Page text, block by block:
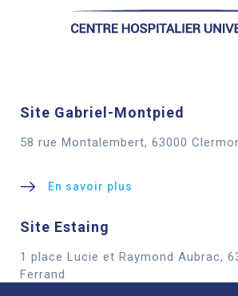
Site Gabriel-Montpied
58 rue Montalembert, 63000
En savoir plus
Site Estaing
1 place Lucie et Raymond Aubrac,
Ferrand